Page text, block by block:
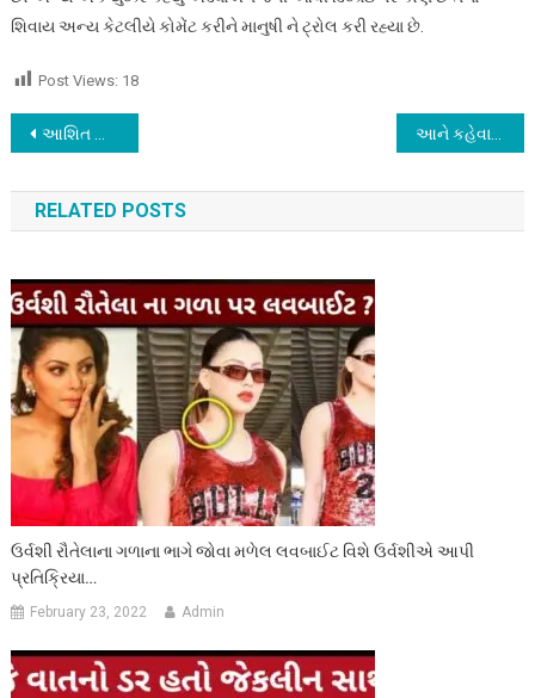
શિવાય અન્ય કેટલીયે કોમેંટ કરીને માનુષી ને ટ્રોલ કરી રહ્યા છે.
Post Views: 18
Post
navigation
આશિત મોદીએ કર્યો શૈલેષ લોઢાને ફોન, વાપશી કરી શકે છે તારક મહેતા શો માં, જાણો રિપોર્ટ…
RELATED POSTS
ઉર્વશી રૌતેલાના ગળાના ભાગે જોવા મળેલ લવબાઈટ વિશે ઉર્વશીએ આપી
પ્રતિક્રિયા…
February 23, 2022 Admin